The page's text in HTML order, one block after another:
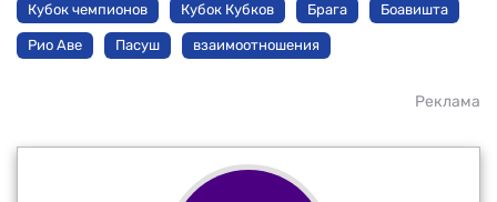
Кубок чемпионов Кубок Кубков Брага Боавишта
Рио Аве Пасуш взаимоотношения
Реклама